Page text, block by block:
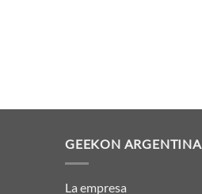
GEEKON ARGENTINA
La empresa